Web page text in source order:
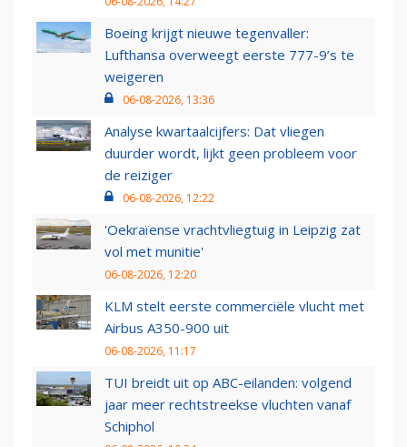
Boeing krijgt nieuwe tegenvaller:
Lufthansa overweegt eerste 777-9’s te
weigeren
06-08-2026, 13:36
Analyse kwartaalcijfers: Dat vliegen
duurder wordt, lijkt geen probleem voor
de reiziger
06-08-2026, 12:22
'Oekraïense vrachtvliegtuig in Leipzig zat
vol met munitie'
06-08-2026, 12:20
KLM stelt eerste commerciële vlucht met
Airbus A350-900 uit
06-08-2026, 11:17
TUI breidt uit op ABC-eilanden: volgend
jaar meer rechtstreekse vluchten vanaf
Schiphol